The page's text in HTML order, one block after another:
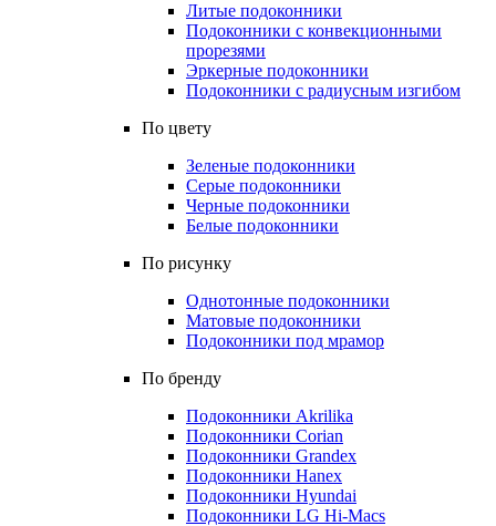
Литые подоконники
Подоконники с конвекционными
прорезями
Эркерные подоконники
Подоконники с радиусным изгибом
По цвету
Зеленые подоконники
Серые подоконники
Черные подоконники
Белые подоконники
По рисунку
Однотонные подоконники
Матовые подоконники
Подоконники под мрамор
По бренду
Подоконники Akrilika
Подоконники Corian
Подоконники Grandex
Подоконники Hanex
Подоконники Hyundai
Подоконники LG Hi-Macs